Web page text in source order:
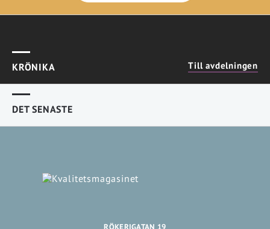
KRÖNIKA Till avdelningen
DET SENASTE
RÖKERIGATAN 19